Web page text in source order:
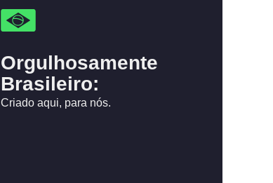
Orgulhosamente
Brasileiro:
Criado aqui, para nós.